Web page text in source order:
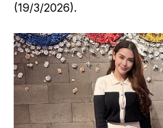
(19/3/2026).